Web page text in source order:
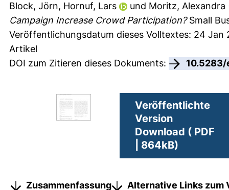
Block, Jörn, Hornuf, Lars und Moritz, Alexandra
Campaign Increase Crowd Participation?Small
Veröffentlichungsdatum dieses Volltextes: 24 Jan
Artikel
DOI zum Zitieren dieses Dokuments:
Veröffentlichte
Version
Download ( PDF
| 864kB)
Zusammenfassung
Alternative Links zum